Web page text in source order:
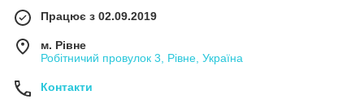
Працює з 02.09.2019
м. Рівне
Робітничий провулок 3, Рівне, Україна
Контакти